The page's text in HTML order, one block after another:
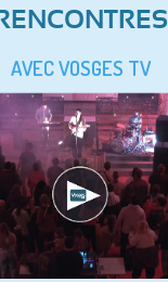
RENCONTRES
AVEC VOSGES TV